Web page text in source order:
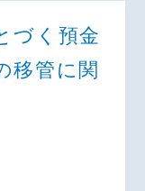
づく預金
移管に関